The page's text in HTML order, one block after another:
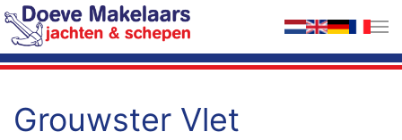
Zum Hauptinhalt springen
Grouwster Vlet